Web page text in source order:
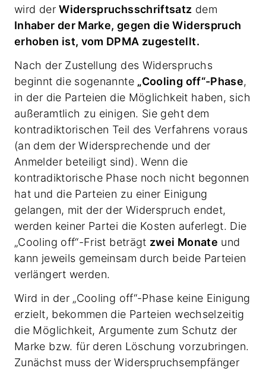
wird derWiderspruchsschriftsatz dem
Inhaber der Marke, gegen die Widerspruch
erhoben ist, vom DPMA zugestellt.
Nach der Zustellung des Widerspruchs
beginnt die sogenannte „Cooling off“-Phase,
in der die Parteien die Möglichkeit haben, sich
außeramtlich zu einigen. Sie geht dem
kontradiktorischen Teil des Verfahrens voraus
(an dem der Widersprechende und der
Anmelder beteiligt sind). Wenn die
kontradiktorische Phase noch nicht begonnen
hat und die Parteien zu einer Einigung
gelangen, mit der der Widerspruch endet,
werden keiner Partei die Kosten auferlegt. Die
„Cooling off“-Frist beträgt zwei Monate und
kann jeweils gemeinsam durch beide Parteien
verlängert werden.
Wird in der „Cooling off“-Phase keine Einigung
erzielt, bekommen die Parteien wechselzeitig
die Möglichkeit, Argumente zum Schutz der
Marke bzw. für deren Löschung vorzubringen.
Zunächst muss der Widerspruchsempfänger